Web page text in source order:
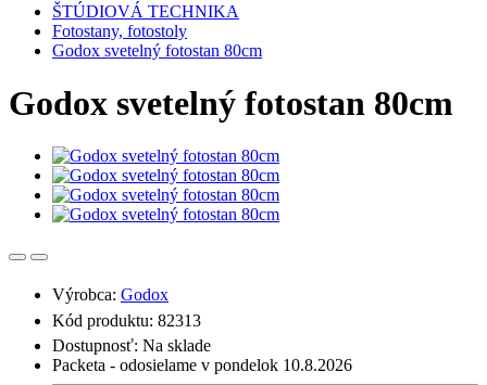
ŠTÚDIOVÁ TECHNIKA
Fotostany, fotostoly
Godox svetelný fotostan 80cm
Godox svetelný fotostan 80cm
Výrobca: Godox
Kód produktu: 82313
Dostupnosť: Na sklade
Packeta - odosielame v pondelok 10.8.2026